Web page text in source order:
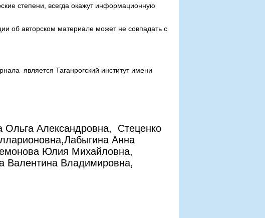
степени, всегда окажут информационную
об авторском материале может не совпадать с
является Таганрогский институт имени
Ольга Александровна, Стеценко
Анна
Юлия Михайловна,
Валентина Владимировна,